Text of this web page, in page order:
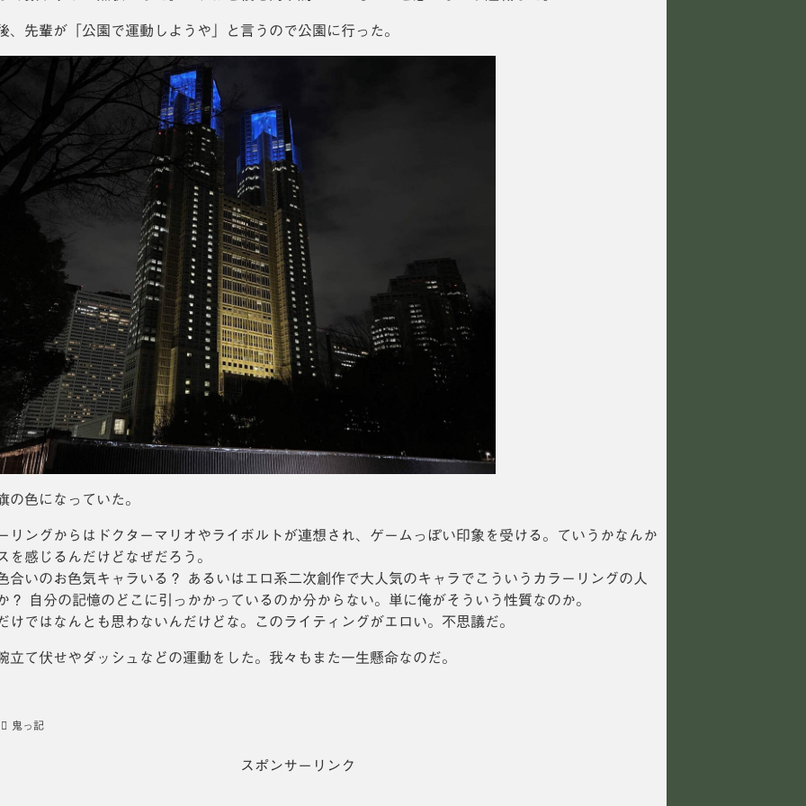
、先輩が「公園で運動しようや」と言うので公園に行った。
の色になっていた。
リングからはドクターマリオやライボルトが連想され、ゲームっぽい印象を受ける。ていうかなんか
を感じるんだけどなぜだろう。
合いのお色気キャラいる？ あるいはエロ系二次創作で大人気のキャラでこういうカラーリングの人
？ 自分の記憶のどこに引っかかっているのか分からない。単に俺がそういう性質なのか。
けではなんとも思わないんだけどな。このライティングがエロい。不思議だ。
立て伏せやダッシュなどの運動をした。我々もまた一生懸命なのだ。
鬼っ記
スポンサーリンク